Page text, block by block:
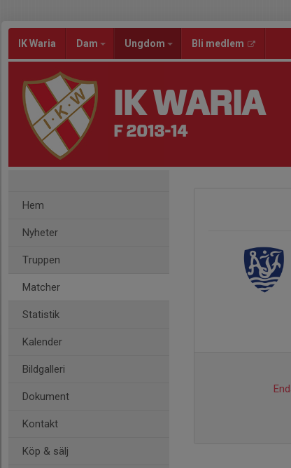
IK Waria Dam Ungdom Bli medlem
IK WARIA
F 2013-14
Hem
Nyheter
Truppen
Matcher
Statistik
Kalender
Bildgalleri
Dokument
Kontakt
Köp & sälj